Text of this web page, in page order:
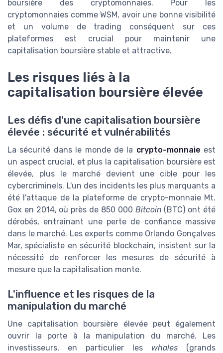
boursière des cryptomonnaies. Pour les
cryptomonnaies comme WSM, avoir une bonne visibilité
et un volume de trading conséquent sur ces
plateformes est crucial pour maintenir une
capitalisation boursière stable et attractive.
Les risques liés à la
capitalisation boursière élevée
Les défis d'une capitalisation boursière
élevée : sécurité et vulnérabilités
La sécurité dans le monde de la crypto-monnaie est
un aspect crucial, et plus la capitalisation boursière est
élevée, plus le marché devient une cible pour les
cybercriminels. L'un des incidents les plus marquants a
été l'attaque de la plateforme de crypto-monnaie Mt.
Gox en 2014, où près de 850 000 Bitcoin (BTC) ont été
dérobés, entraînant une perte de confiance massive
dans le marché. Les experts comme Orlando Gonçalves
Mar, spécialiste en sécurité blockchain, insistent sur la
nécessité de renforcer les mesures de sécurité à
mesure que la capitalisation monte.
L'influence et les risques de la
manipulation du marché
Une capitalisation boursière élevée peut également
ouvrir la porte à la manipulation du marché. Les
investisseurs, en particulier les whales (grands